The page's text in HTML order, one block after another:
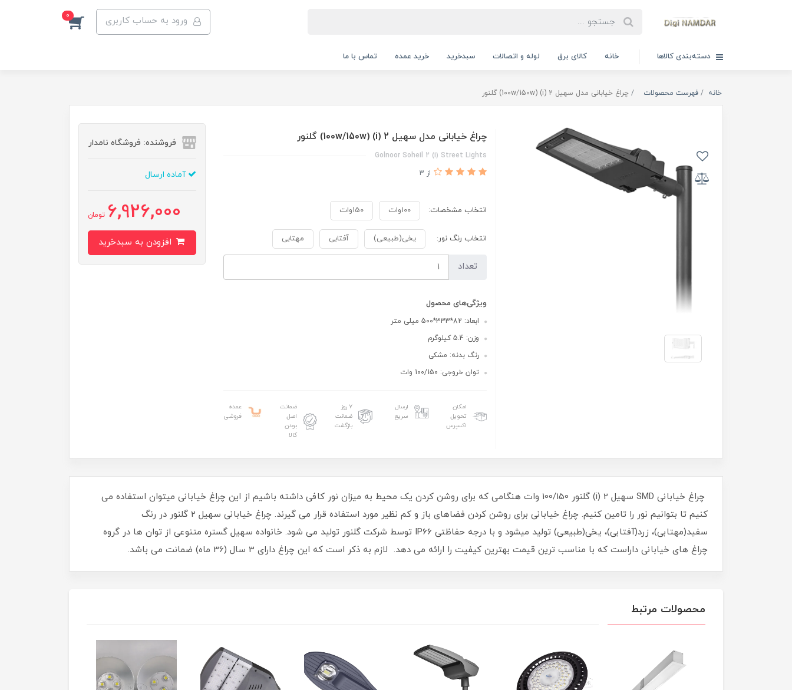
ورود به حساب کاربری 0
دسته‌بندی کالاها خانه کالای برق لوله و اتصالات سبدخرید خرید عمده تماس با ما
خانه فهرست محصولات چراغ خیابانی مدل سهیل 2 (i) (100w/150w) گلنور
چراغ خیابانی مدل سهیل 2 (i) (100w/150w) گلنور
Golnoor Soheil 2 (i) Street Lights
از 3
انتخاب مشخصات: 100وات 150وات
انتخاب رنگ نور: یخی(طبیعی) آفتابی مهتابی
تعداد
ویژگی‌های محصول
ابعاد: 82*333*500 میلی متر
وزن: 5.4 کیلوگرم
رنگ بدنه: مشکی
توان خروجی: 100/150 وات
امکان
تحویل
اکسپرس
ارسال
سریع
۷ روز
ضمانت
بازگشت
ضمانت
اصل
بودن
کالا
عمده
فروشی
فروشنده: فروشگاه نامدار
آماده ارسال
6,926,000 تومان
چراغ خیابانی SMD سهیل 2 (i) گلنور 100/150 وات هنگامی که برای روشن کردن یک محیط به میزان نور کافی داشته باشیم از این چراغ خیابانی میتوان استفاده می
کنیم تا بتوانیم نور را تامین کنیم. چراغ خیابانی برای روشن کردن فضاهای باز و کم نظیر مورد استفاده قرار می گیرند. چراغ خیابانی سهیل 2 گلنور در رنگ
سفید(مهتابی)، زرد(آفتابی)، یخی(طبیعی) تولید میشود و با درجه حفاظتی IP66 توسط شرکت گلنور تولید می شود. خانواده سهیل گستره متنوعی از توان ها در گروه
چراغ های خیابانی داراست که با مناسب ترین قیمت بهترین کیفیت را ارائه می دهد. لازم به ذکر است که این چراغ دارای 3 سال (36 ماه) ضمانت می باشد.
محصولات مرتبط